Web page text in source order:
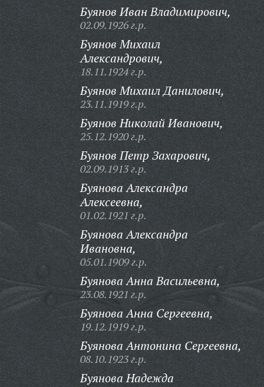
Буянов Иван Владимирович,
02.09.1926 г.р.
Буянов Михаил
Александрович,
18.11.1924 г.р.
Буянов Михаил Данилович,
23.11.1919 г.р.
Буянов Николай Иванович,
25.12.1920 г.р.
Буянов Петр Захарович,
02.09.1913 г.р.
Буянова Александра
Алексеевна,
01.02.1921 г.р.
Буянова Александра
Ивановна,
05.01.1909 г.р.
Буянова Анна Васильевна,
23.08.1921 г.р.
Буянова Анна Сергеевна,
19.12.1919 г.р.
Буянова Антонина Сергеевна,
08.10.1923 г.р.
Буянова Надежда